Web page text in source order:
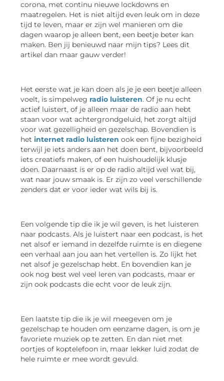
corona, met continu nieuwe lockdowns en
maatregelen. Het is niet altijd even leuk om in deze
tijd te leven, maar er zijn wel manieren om die
dagen waarop je alleen bent, een beetje beter kan
maken. Ben jij benieuwd naar mijn tips? Lees dit
artikel dan maar gauw verder!
Het eerste wat je kan doen als je je een beetje alleen
voelt, is simpelweg radio luisteren. Of je nu echt
actief luistert, of je alleen maar de radio aan hebt
staan voor wat achtergrondgeluid, het zorgt altijd
voor wat gezelligheid en gezelschap. Bovendien is
het internet radio luisteren ook een fijne bezigheid
terwijl je iets anders aan het doen bent, bijvoorbeeld
iets creatiefs maken, of een huishoudelijk klusje
doen. Daarnaast is er op de radio altijd wel wat bij,
wat naar jouw smaak is. Er zijn zo veel verschillende
zenders dat er voor ieder wat wils bij is.
Een volgende tip die ik je wil geven, is het luisteren
naar podcasts. Als je luistert naar een podcast, is het
net alsof er iemand in dezelfde ruimte is en diegene
een verhaal aan jou aan het vertellen is. Zo lijkt het
net alsof je gezelschap hebt. En bovendien kan je
ook nog best wel veel leren van podcasts, maar er
zijn ook podcasts die echt voor de leuk zijn.
Een laatste tip die ik je wil meegeven om je
gezelschap te houden om eenzame dagen, is om je
favoriete muziek op te zetten. En dan niet met
oortjes of koptelefoon in, maar lekker luid zodat de
hele ruimte er mee wordt gevuld.